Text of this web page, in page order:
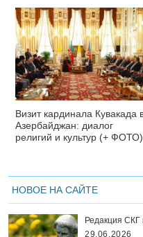
Визит кардинала Кувакада
Азербайджан: диалог
религий и культур (+ ФОТО)
НОВОЕ НА САЙТЕ
Редакция СКГ
29.06.2026